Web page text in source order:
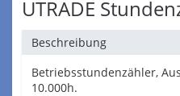
UTRADE
Beschreibung
Betriebsstundenzähler,
10.000h.